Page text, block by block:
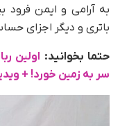
به آرامی و ایمن فرود
باتری و دیگر اجزای
حتما بخوانید: اولین
سر به زمین خورد! +